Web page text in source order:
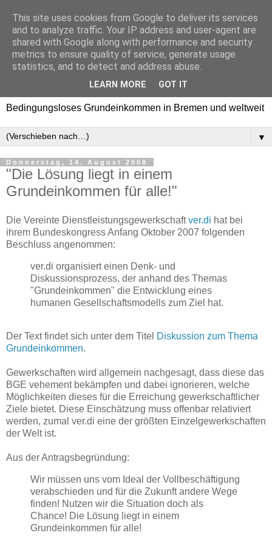
Bedingungsloses
Grundeinkommen in
Bremen und weltweit
Bedingungsloses Grundeinkommen in Bremen und weltweit
▼
Donnerstag, 14. August 2008
"Die Lösung liegt in einem
Grundeinkommen für alle!"
Die Vereinte Dienstleistungsgewerkschaftver.di hat bei
ihrem Bundeskongress Anfang Oktober 2007 folgenden
Beschluss angenommen:
ver.di organisiert einen Denk- und
Diskussionsprozess, der anhand des Themas
"Grundeinkommen" die Entwicklung eines
humanen Gesellschaftsmodells zum Ziel hat.
Der Text findet sich unter dem Titel Diskussion zum Thema
Grundeinkommen.
Gewerkschaften wird allgemein nachgesagt, dass diese das
BGE vehement bekämpfen und dabei ignorieren, welche
Möglichkeiten dieses für die Erreichung gewerkschaftlicher
Ziele bietet. Diese Einschätzung muss offenbar relativiert
werden, zumal ver.di eine der größten Einzelgewerkschaften
der Welt ist.
Aus der Antragsbegründung:
Wir müssen uns vom Ideal der Vollbeschäftigung
verabschieden und für die Zukunft andere Wege
finden! Nutzen wir die Situation doch als
Chance! Die Lösung liegt in einem
Grundeinkommen für alle!
This site uses cookies from Google to deliver its services
and to analyze traffic. Your IP address and user-agent are
shared with Google along with performance and security
metrics to ensure quality of service, generate usage
statistics, and to detect and address abuse.
LEARN MORE GOT IT